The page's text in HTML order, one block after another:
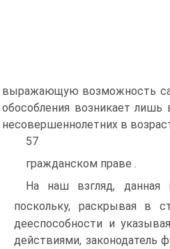
выражающую возможность
обособления возникает лишь
несовершеннолетних в
57
гражданском праве .
На наш взгляд, данная
поскольку, раскрывая в
дееспособности и
действиями, законодатель